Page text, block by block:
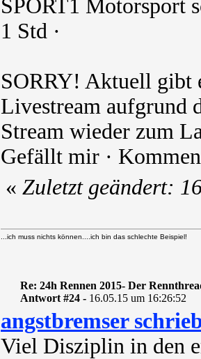
SPORT1 Motorsport
1 Std ·
SORRY! Aktuell gibt
Livestream aufgrund
Stream wieder zum
Gefällt mir ·
« Zuletzt geändert:
...ich muss nichts können....ich bin das schlechte Beispiel!
Re: 24h Rennen 2015- Der
Antwort #24 - 16.05.15 um 16:26:52
angstbremser
Viel Disziplin in den